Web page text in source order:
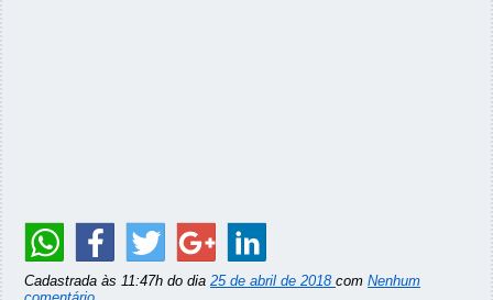
Cadastrada às 11:47h do dia 25 de abril de 2018 com Nenhum